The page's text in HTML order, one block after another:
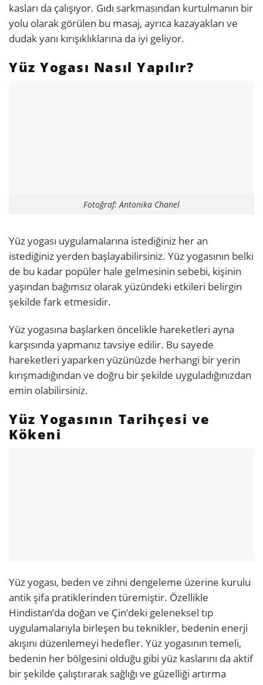
kasları da çalışıyor. Gıdı sarkmasından kurtulmanın bir
yolu olarak görülen bu masaj, ayrıca kazayakları ve
dudak yanı kırışıklıklarına da iyi geliyor.
Yüz Yogası Nasıl Yapılır?
Fotoğraf: Antonika Chanel
Yüz yogası uygulamalarına istediğiniz her an
istediğiniz yerden başlayabilirsiniz. Yüz yogasının belki
de bu kadar popüler hale gelmesinin sebebi, kişinin
yaşından bağımsız olarak yüzündeki etkileri belirgin
şekilde fark etmesidir.
Yüz yogasına başlarken öncelikle hareketleri ayna
karşısında yapmanız tavsiye edilir. Bu sayede
hareketleri yaparken yüzünüzde herhangi bir yerin
kırışmadığından ve doğru bir şekilde uyguladığınızdan
emin olabilirsiniz.
Yüz Yogasının Tarihçesi ve
Kökeni
Yüz yogası, beden ve zihni dengeleme üzerine kurulu
antik şifa pratiklerinden türemiştir. Özellikle
Hindistan’da doğan ve Çin’deki geleneksel tıp
uygulamalarıyla birleşen bu teknikler, bedenin enerji
akışını düzenlemeyi hedefler. Yüz yogasının temeli,
bedenin her bölgesini olduğu gibi yüz kaslarını da aktif
bir şekilde çalıştırarak sağlığı ve güzelliği artırma